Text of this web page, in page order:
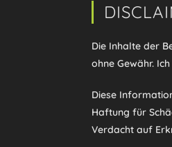
Die Inhalte der
ohne Gewähr.
Diese
Haftung für
Verdacht auf